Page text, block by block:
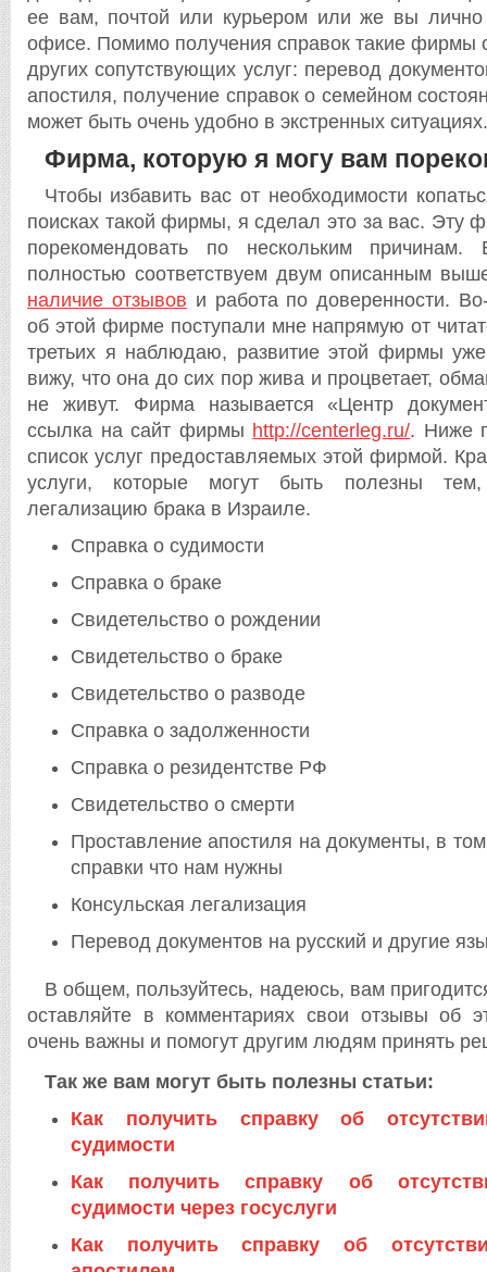
ее вам, почтой или курьером или же вы лично
офисе. Помимо получения справок такие фирмы
других сопутствующих услуг: перевод
апостиля, получение справок о семейном
может быть очень удобно в экстренных ситуациях.
Фирма, которую я могу вам
Чтобы избавить вас от необходимости
поисках такой фирмы, я сделал это за вас. Эту
порекомендовать по нескольким причинам.
полностью соответствуем двум описанным
наличие отзывов и работа по доверенности.
об этой фирме поступали мне напрямую от
третьих я наблюдаю, развитие этой фирмы
вижу, что она до сих пор жива и процветает,
не живут. Фирма называется «Центр
ссылка на сайт фирмы http://centerleg.ru/. Ниже
список услуг предоставляемых этой фирмой.
услуги, которые могут быть полезны
легализацию брака в Израиле.
Справка о судимости
Справка о браке
Свидетельство о рождении
Свидетельство о браке
Свидетельство о разводе
Справка о задолженности
Справка о резидентстве РФ
Свидетельство о смерти
Проставление апостиля на документы, в
справки что нам нужны
Консульская легализация
Перевод документов на русский и другие
В общем, пользуйтесь, надеюсь, вам
оставляйте в комментариях свои отзывы об
очень важны и помогут другим людям принять
Так же вам могут быть полезны статьи:
Как получить справку об
судимости
Как получить справку об
судимости через госуслуги
Как получить справку об